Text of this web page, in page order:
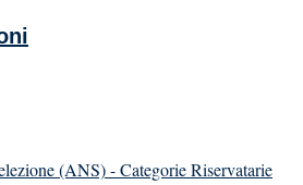
(ANS) - Categorie Riservatarie